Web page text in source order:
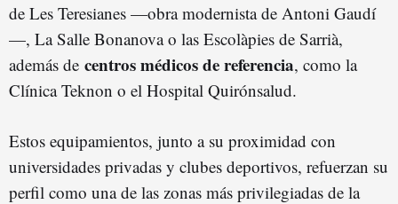
de Les Teresianes —obra modernista de Antoni Gaudí
—, La Salle Bonanova o las Escolàpies de Sarrià,
además de centros médicos de referencia, como la
Clínica Teknon o el Hospital Quirónsalud.
Estos equipamientos, junto a su proximidad con
universidades privadas y clubes deportivos, refuerzan su
perfil como una de las zonas más privilegiadas de la